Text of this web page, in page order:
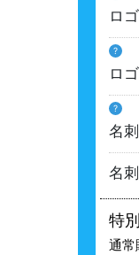
ロ
?
ロ
?
名
特
通常